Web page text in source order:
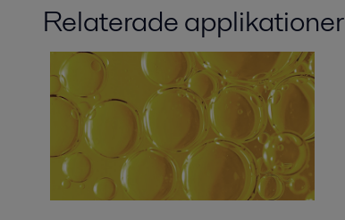
Relaterade applikationer